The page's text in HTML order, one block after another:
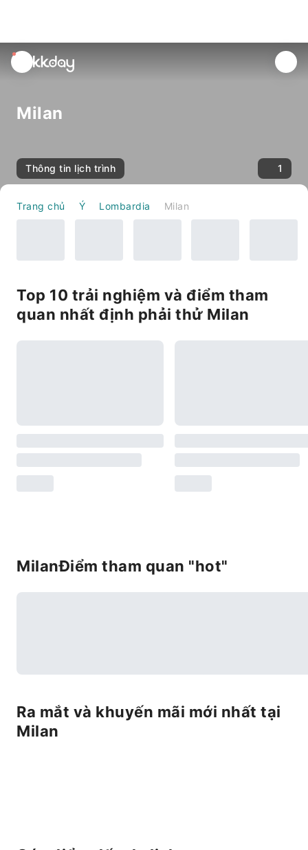
unread
notifications
Milan
Thông tin lịch trình 1
Trang chủ Ý Lombardia Milan
Top 10 trải nghiệm và điểm tham
quan nhất định phải thử Milan
MilanĐiểm tham quan "hot"
Ra mắt và khuyến mãi mới nhất tại
Milan